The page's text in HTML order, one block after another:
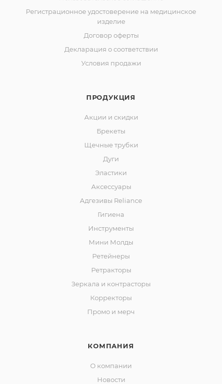
Регистрационное удостоверение на медицинское
изделие
Договор оферты
Декларация о соответствии
Условия продажи
ПРОДУКЦИЯ
Акции и скидки
Брекеты
Щечные трубки
Дуги
Эластики
Аксессуары
Адгезивы Reliance
Гигиена
Инструменты
Мини Молды
Ретейнеры
Ретракторы
Зеркала и контраcторы
Корректоры
Промо и мерч
КОМПАНИЯ
О компании
Новости